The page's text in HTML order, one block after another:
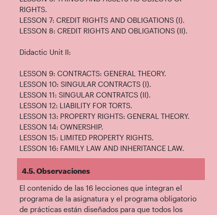
RIGHTS.
LESSON 7: CREDIT RIGHTS AND OBLIGATIONS (I).
LESSON 8: CREDIT RIGHTS AND OBLIGATIONS (II).
Didactic Unit II:
LESSON 9: CONTRACTS: GENERAL THEORY.
LESSON 10: SINGULAR CONTRACTS (I).
LESSON 11: SINGULAR CONTRATCS (II).
LESSON 12: LIABILITY FOR TORTS.
LESSON 13: PROPERTY RIGHTS: GENERAL THEORY.
LESSON 14: OWNERSHIP.
LESSON 15: LIMITED PROPERTY RIGHTS.
LESSON 16: FAMILY LAW AND INHERITANCE LAW.
4.5. Observaciones
El contenido de las 16 lecciones que integran el
programa de la asignatura y el programa obligatorio
de prácticas están diseñados para que todos los